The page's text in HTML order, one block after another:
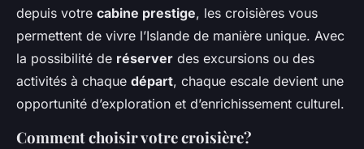
depuis votre cabine prestige, les croisières vous
permettent de vivre l’Islande de manière unique. Avec
la possibilité de réserver des excursions ou des
activités à chaque départ, chaque escale devient une
opportunité d’exploration et d’enrichissement culturel.
Comment choisir votre croisière?